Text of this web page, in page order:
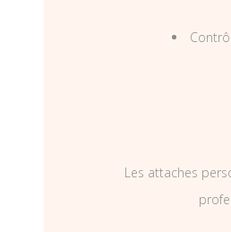
Les attaches